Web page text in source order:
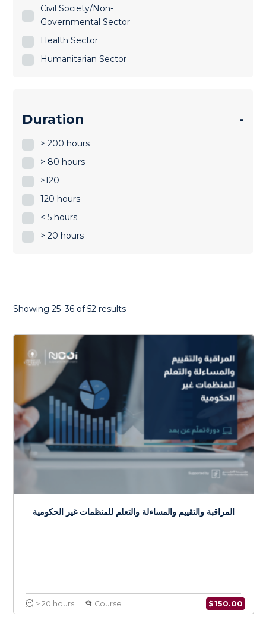
Civil Society/Non-
Governmental Sector
Health Sector
Humanitarian Sector
Duration -
> 200 hours
> 80 hours
>120
120 hours
< 5 hours
> 20 hours
Showing 25–36 of 52 resultsSorted
latest